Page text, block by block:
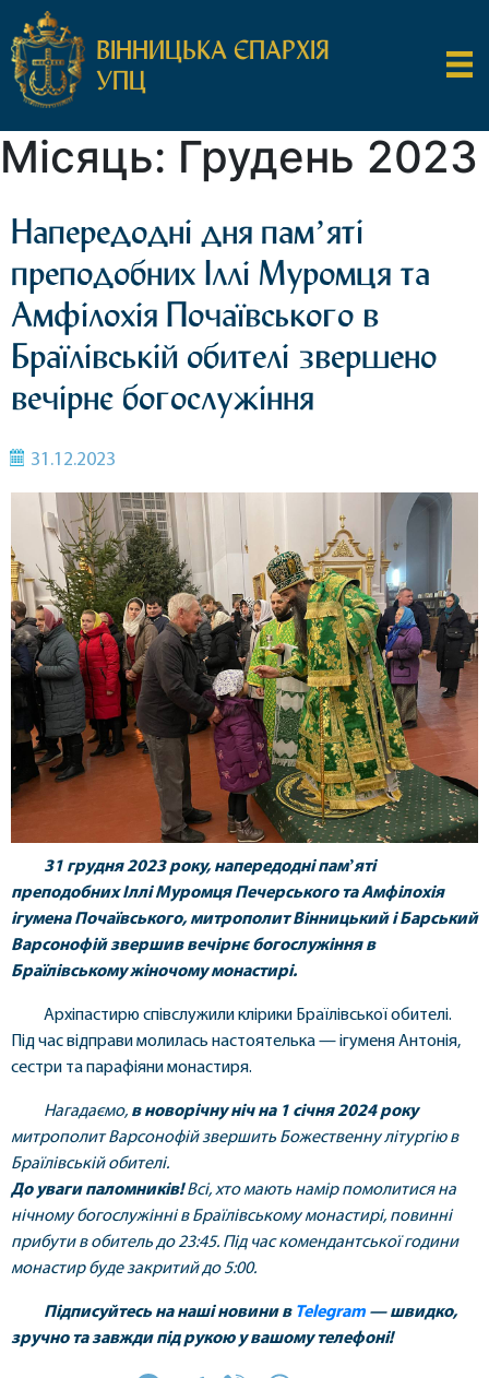
ВІННИЦЬКА ЄПАРХІЯ
УПЦ
Місяць: Грудень 2023
Напередодні дня памʼяті
преподобних Іллі Муромця та
Амфілохія Почаївського в
Браїлівській обителі звершено
вечірнє богослужіння
31.12.2023
31 грудня 2023 року, напередодні памʼяті
преподобних Іллі Муромця Печерського та Амфілохія
ігумена Почаївського, митрополит Вінницький і Барський
Варсонофій звершив вечірнє богослужіння в
Браїлівському жіночому монастирі.
Архіпастирю співслужили клірики Браїлівської обителі.
Під час відправи молилась настоятелька — ігуменя Антонія,
сестри та парафіяни монастиря.
Нагадаємо, в новорічну ніч на 1 січня 2024 року
митрополит Варсонофійзвершить Божественну літургію в
Браїлівській обителі.
До уваги паломників!Всі, хто мають намір помолитися на
нічному богослужінні в Браїлівському монастирі, повинні
прибути в обитель до 23:45. Під час комендантської години
монастир буде закритий до 5:00.
Підписуйтесь на наші новини в Telegram — швидко,
зручно та завжди під рукою у вашому телефоні!